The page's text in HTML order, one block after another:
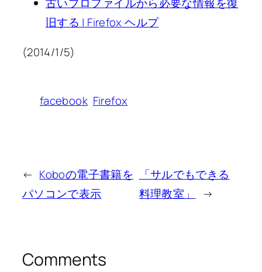
旧する | Firefox ヘルプ
(2014/1/5)
facebook Firefox
← Koboの電子書籍を
パソコンで表示
「サルでもできる
料理教室」
→
Comments